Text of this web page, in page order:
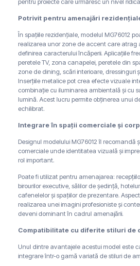
pentru proiecte care urmăresc un nivel
Potrivit pentru amenajări
În spațiile rezidențiale, modelul MG76012
realizarea unor zone de accent care atrag
definirea caracterului încăperii. Aplicațiile
peretele TV, zona canapelei, peretele din
zone de dining, scări interioare, dressinguri
Inserțiile metalice pot crea efecte vizuale
combinație cu iluminarea ambientală și cu
lumină. Acest lucru permite obținerea unui
echilibrat.
Integrare în spații comerciale și
Designul modelului MG76012 îl recomandă
comerciale unde identitatea vizuală și
rol important.
Poate fi utilizat pentru amenajarea:
birourilor executive, sălilor de ședință,
cafenelelor și spațiilor de prezentare.
realizarea unei imagini profesioniste și
deveni dominant în cadrul amenajării.
Compatibilitate cu diferite stiluri de
Unul dintre avantajele acestui model este
integrare într-o gamă variată de stiluri de